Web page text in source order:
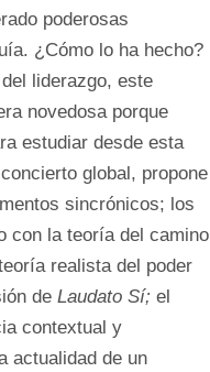
poderosas
¿Cómo lo ha hecho?
liderazgo, este
novedosa porque
estudiar desde esta
global, propone
sincrónicos; los
con la teoría del camino
realista del poder
de Laudato Sí; el
contextual y
actualidad de un